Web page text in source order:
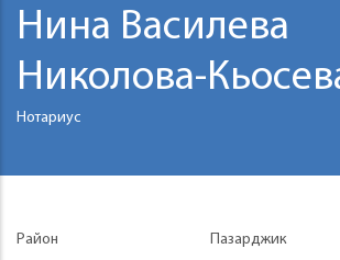
Нина Василева
Николова-
Нотариус
Район
Пазарджик